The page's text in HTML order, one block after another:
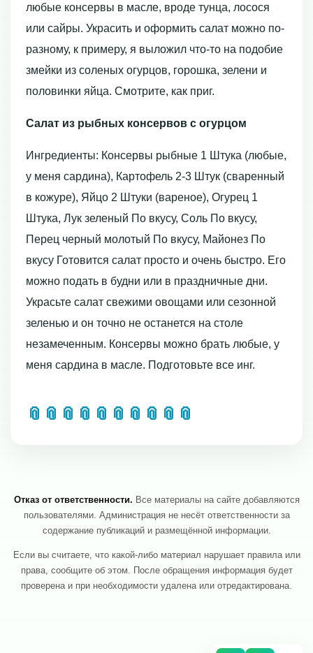
любые консервы в масле, вроде тунца, лосося
или сайры. Украсить и оформить салат можно по-
разному, к примеру, я выложил что-то на подобие
змейки из соленых огурцов, горошка, зелени и
половинки яйца. Смотрите, как приг.
Салат из рыбных консервов с огурцом
Ингредиенты: Консервы рыбные 1 Штука (любые,
у меня сардина), Картофель 2-3 Штук (сваренный
в кожуре), Яйцо 2 Штуки (вареное), Огурец 1
Штука, Лук зеленый По вкусу, Соль По вкусу,
Перец черный молотый По вкусу, Майонез По
вкусу Готовится салат просто и очень быстро. Его
можно подать в будни или в праздничные дни.
Украсьте салат свежими овощами или сезонной
зеленью и он точно не останется на столе
незамеченным. Консервы можно брать любые, у
меня сардина в масле. Подготовьте все инг.
📎 📎 📎 📎 📎 📎 📎 📎 📎 📎
Отказ от ответственности. Все материалы на сайте добавляются
пользователями. Администрация не несёт ответственности за
содержание публикаций и размещённой информации.
Если вы считаете, что какой-либо материал нарушает правила или
права, сообщите об этом. После обращения информация будет
проверена и при необходимости удалена или отредактирована.